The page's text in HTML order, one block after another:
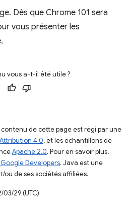
Dès que Chrome 101 sera
vous présenter les
vous a-t-il été utile ?
de cette page est régi par une
4.0, et les échantillons de
Apache 2.0. Pour en savoir plus,
Developers. Java est une
de ses sociétés affiliées.
29 (UTC).